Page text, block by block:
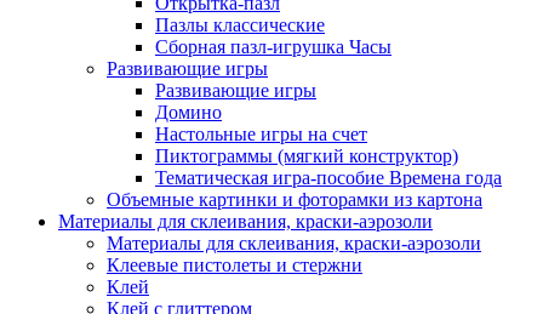
Пазлы классические
Сборная пазл-игрушка Часы
Развивающие игры
Развивающие игры
Домино
Настольные игры на счет
Пиктограммы (мягкий конструктор)
Тематическая игра-пособие Времена года
Объемные картинки и фоторамки из картона
Материалы для склеивания, краски-аэрозоли
Материалы для склеивания, краски-аэрозоли
Клеевые пистолеты и стержни
Клей
Клей с глиттером